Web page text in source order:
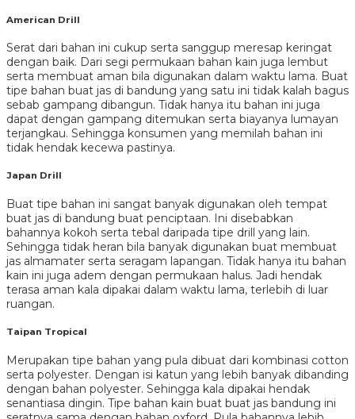
American Drill
Serat dari bahan ini cukup serta sanggup meresap keringat
dengan baik. Dari segi permukaan bahan kain juga lembut
serta membuat aman bila digunakan dalam waktu lama. Buat
tipe bahan buat jas di bandung yang satu ini tidak kalah bagus
sebab gampang dibangun. Tidak hanya itu bahan ini juga
dapat dengan gampang ditemukan serta biayanya lumayan
terjangkau. Sehingga konsumen yang memilah bahan ini
tidak hendak kecewa pastinya.
Japan Drill
Buat tipe bahan ini sangat banyak digunakan oleh tempat
buat jas di bandung buat penciptaan. Ini disebabkan
bahannya kokoh serta tebal daripada tipe drill yang lain.
Sehingga tidak heran bila banyak digunakan buat membuat
jas almamater serta seragam lapangan. Tidak hanya itu bahan
kain ini juga adem dengan permukaan halus. Jadi hendak
terasa aman kala dipakai dalam waktu lama, terlebih di luar
ruangan.
Taipan Tropical
Merupakan tipe bahan yang pula dibuat dari kombinasi cotton
serta polyester. Dengan isi katun yang lebih banyak dibanding
dengan bahan polyester. Sehingga kala dipakai hendak
senantiasa dingin. Tipe bahan kain buat buat jas bandung ini